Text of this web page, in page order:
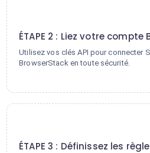
ÉTAPE 2 : Liez votre compte
Utilisez vos clés API pour connecter
BrowserStack en toute sécurité.
ÉTAPE 3 : Définissez les